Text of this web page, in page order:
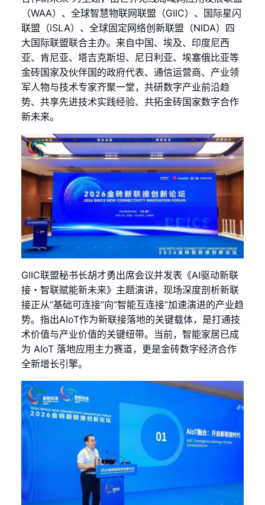
（WAA）、全球智慧物联网联盟（GIIC）、国际星闪
联盟（iSLA）、全球固定网络创新联盟（NIDA）四
大国际联盟联合主办。来自中国、埃及、印度尼西
亚、肯尼亚、塔吉克斯坦、尼日利亚、埃塞俄比亚等
金砖国家及伙伴国的政府代表、通信运营商、产业领
军人物与技术专家齐聚一堂，共研数字产业前沿趋
势、共享先进技术实践经验、共拓金砖国家数字合作
新未来。
GIIC联盟秘书长胡才勇出席会议并发表《AI驱动新联
接・智联赋能新未来》主题演讲，现场深度剖析新联
接正从“基础可连接”向“智能互连接”加速演进的产业趋
势。指出AIoT作为新联接落地的关键载体，是打通技
术价值与产业价值的关键纽带。当前，智能家居已成
为 AIoT 落地应用主力赛道，更是金砖数字经济合作
全新增长引擎。